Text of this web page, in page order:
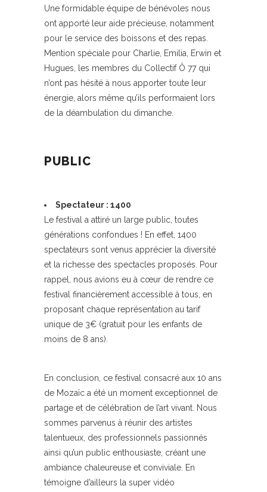
Une formidable équipe de bénévoles nous
ont apporté leur aide précieuse, notamment
pour le service des boissons et des repas.
Mention spéciale pour Charlie, Emilia, Erwin et
Hugues, les membres du Collectif Ô 77 qui
n’ont pas hésité à nous apporter toute leur
énergie, alors même qu’ils performaient lors
de la déambulation du dimanche.
PUBLIC
Spectateur : 1400
Le festival a attiré un large public, toutes
générations confondues ! En effet, 1400
spectateurs sont venus apprécier la diversité
et la richesse des spectacles proposés. Pour
rappel, nous avions eu à cœur de rendre ce
festival financièrement accessible à tous, en
proposant chaque représentation au tarif
unique de 3€ (gratuit pour les enfants de
moins de 8 ans).
En conclusion, ce festival consacré aux 10 ans
de Mozaïc a été un moment exceptionnel de
partage et de célébration de l’art vivant. Nous
sommes parvenus à réunir des artistes
talentueux, des professionnels passionnés
ainsi qu’un public enthousiaste, créant une
ambiance chaleureuse et conviviale. En
témoigne d’ailleurs la super vidéo